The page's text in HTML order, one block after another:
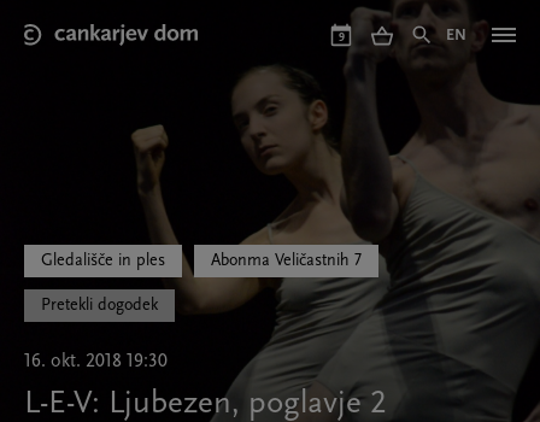
main
9 EN
Gledališče in ples Abonma Veličastnih 7
Pretekli dogodek
16. okt. 2018 19:30
L-E-V: Ljubezen, poglavje 2